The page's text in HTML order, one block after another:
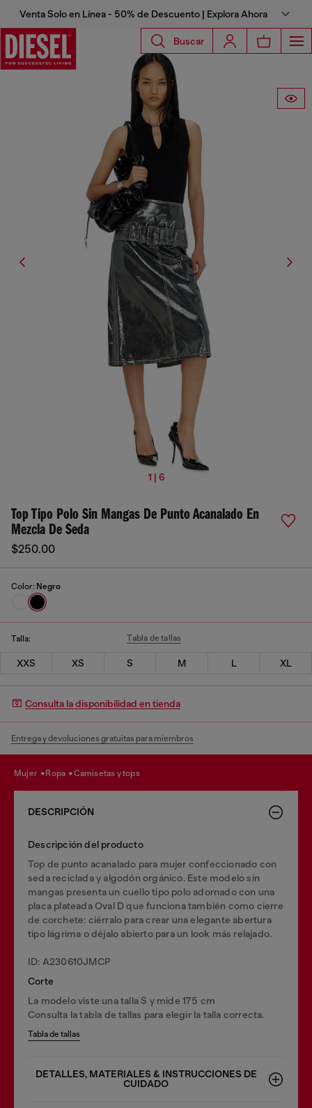
Venta Solo en Línea - 50% de Descuento | Explora Ahora
Buscar
1 | 6
Top Tipo Polo Sin Mangas De Punto Acanalado En
Mezcla De Seda
$250.00
Color: Negro
Talla: Tabla de tallas
XXS XS S M L XL
Consulta la disponibilidad en tienda
Entrega y devoluciones gratuitas para miembros
mujer ropa camisetas y tops
DESCRIPCIÓN
Descripción del producto
Top de punto acanalado para mujer confeccionado con
seda reciclada y algodón orgánico. Este modelo sin
mangas presenta un cuello tipo polo adornado con una
placa plateada Oval D que funciona también como cierre
de corchete: ciérralo para crear una elegante abertura
tipo lágrima o déjalo abierto para un look más relajado.
ID: A230610JMCP
Corte
La modelo viste una talla S y mide 175 cm
Consulta la tabla de tallas para elegir la talla correcta.
Tabla de tallas
DETALLES, MATERIALES & INSTRUCCIONES DE
CUIDADO